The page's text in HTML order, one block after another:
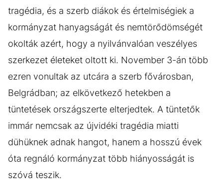
tragédia, és a szerb diákok és értelmiségiek a
kormányzat hanyagságát és nemtörődömségét
okolták azért, hogy a nyilvánvalóan veszélyes
szerkezet életeket oltott ki. November 3-án több
ezren vonultak az utcára a szerb fővárosban,
Belgrádban; az elkövetkező hetekben a
tüntetések országszerte elterjedtek. A tüntetők
immár nemcsak az újvidéki tragédia miatti
dühüknek adnak hangot, hanem a hosszú évek
óta regnáló kormányzat több hiányosságát is
szóvá teszik.